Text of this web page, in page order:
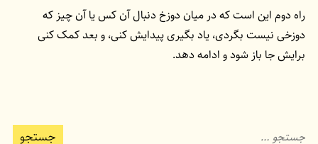
راه دوم این است که در میان دوزخ دنبال آن کس یا آن چیز که
دوزخی نیست بگردی، یاد بگیری پیدایش کنی، و بعد کمک کنی
برایش جا باز شود و ادامه دهد.
جستجو